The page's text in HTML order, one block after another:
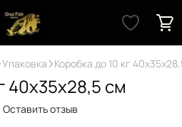
Упаковка Коробка до 10 кг
40х35х28,5 см
Оставить отзыв